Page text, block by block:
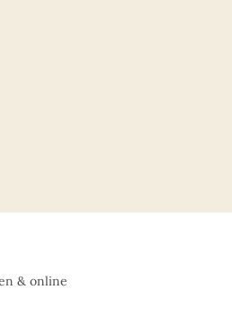
& online